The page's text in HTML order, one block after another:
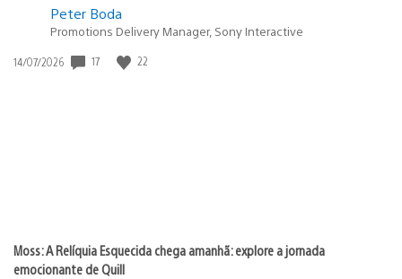
Peter Boda
Promotions Delivery Manager, Sony Interactive
Data
14/07/2026 17 22
Moss: A Relíquia Esquecida chega amanhã: explore a jornada
emocionante de Quill